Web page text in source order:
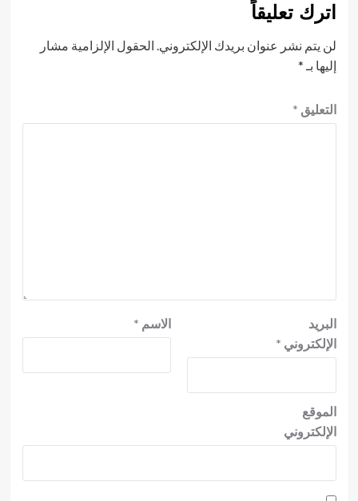
اترك تعليقاً
لن يتم نشر عنوان بريدك الإلكتروني. الحقول الإلزامية مشار
إليها بـ *
التعليق *
الاسم *
البريد
الإلكتروني *
الموقع
الإلكتروني